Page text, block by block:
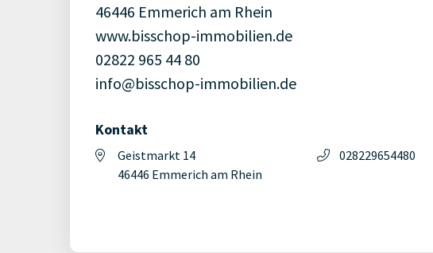
46446 Emmerich am Rhein
www.bisschop-immobilien.de
02822 965 44 80
info@bisschop-immobilien.de
Kontakt
Geistmarkt 14
46446 Emmerich am Rhein
028229654480